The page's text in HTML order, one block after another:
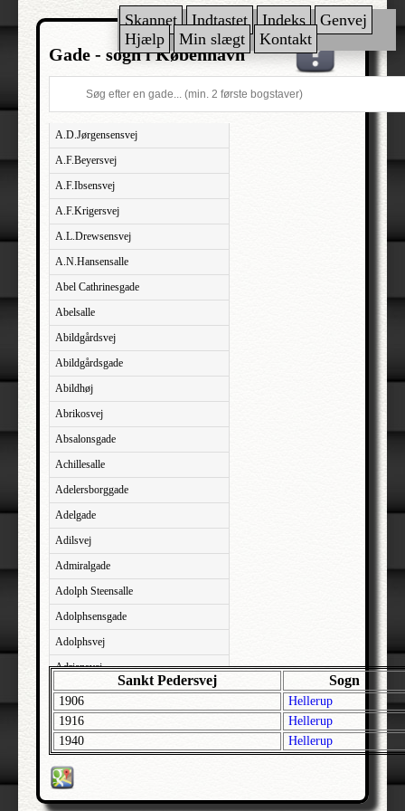
Skannet Indtastet Indeks
Genvej
Hjælp
Min slægt Kontakt
Gade - sogn i København
A.D.Jørgensensvej
A.F.Beyersvej
A.F.Ibsensvej
A.F.Krigersvej
A.L.Drewsensvej
A.N.Hansensalle
Abel Cathrinesgade
Abelsalle
Abildgårdsvej
Abildgårdsgade
Abildhøj
Abrikosvej
Absalonsgade
Achillesalle
Adelersborggade
Adelgade
Adilsvej
Admiralgade
Adolph Steensalle
Adolphsensgade
Adolphsvej
Adriansvej
Aftenbakken
Agavevej
Agerlandsvej
Agermosen
Sankt Pedersvej Sogn
1906
Hellerup
1916
Hellerup
1940
Hellerup